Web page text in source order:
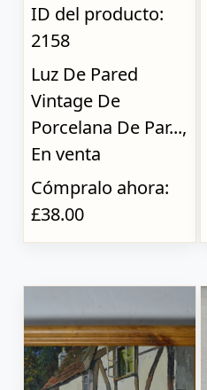
ID del producto:
2158
Luz De Pared
Vintage De
Porcelana De Par...,
En venta
Cómpralo ahora:
£38.00